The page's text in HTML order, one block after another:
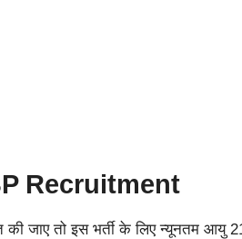
Recruitment
जाए तो इस भर्ती के लिए न्यूनतम आयु